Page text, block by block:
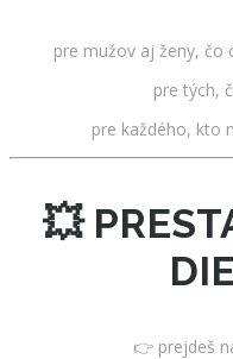
pre mužov aj ženy, čo
pre tých,
pre každého, kto
💥
👉 prejdeš